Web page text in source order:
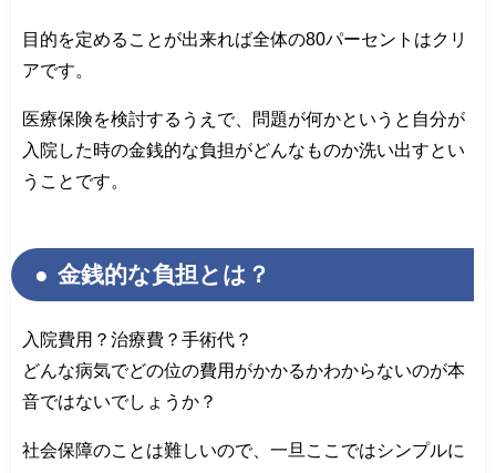
目的を定めることが出来れば全体の80パーセントはクリ
アです。
医療保険を検討するうえで、問題が何かというと自分が
入院した時の金銭的な負担がどんなものか洗い出すとい
うことです。
金銭的な負担とは？
入院費用？治療費？手術代？
どんな病気でどの位の費用がかかるかわからないのが本
音ではないでしょうか？
社会保障のことは難しいので、一旦ここではシンプルに